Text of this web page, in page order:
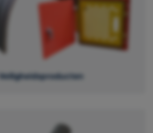
Veiligheidsproducten